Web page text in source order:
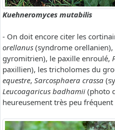
Kuehneromyces mutabilis
- On doit encore citer les
orellanus (syndrome
gyromitrien), le paxille enroulé,
paxillien), les tricholomes du
equestre, Sarcosphaera crassa
Leucoagaricus badhamii (photo
heureusement très peu fréquent